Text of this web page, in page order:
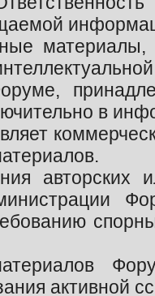
в
авторских
активной